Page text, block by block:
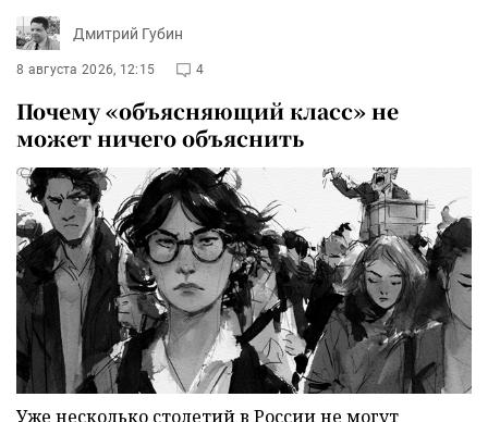
Дмитрий Губин
8 августа 2026, 12:15 4
Почему «объясняющий класс» не
может ничего объяснить
Уже несколько столетий в России не могут